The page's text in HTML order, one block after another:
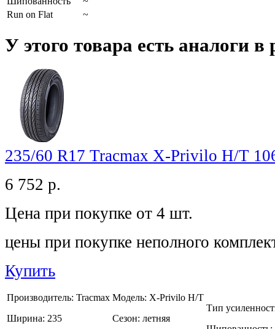
Run on Flat
~
У этого товара есть аналоги в
235/60 R17 Tracmax X-Privilo H/T
6 752 р.
Цена при покупке от 4 шт.
цены при покупке неполного
Купить
Производитель: Tracmax
Ширина: 235
Модель: X-Privilo H/T
Сезон: летняя
Тип